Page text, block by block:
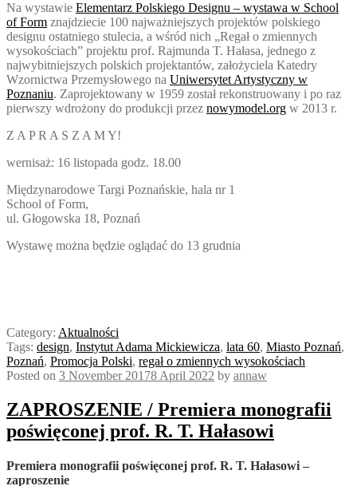
Na wystawie Elementarz Polskiego Designu – wystawa w School
of Form znajdziecie 100 najważniejszych projektów polskiego
designu ostatniego stulecia, a wśród nich „Regał o zmiennych
wysokościach” projektu prof. Rajmunda T. Hałasa, jednego z
najwybitniejszych polskich projektantów, założyciela Katedry
Wzornictwa Przemysłowego na Uniwersytet Artystyczny w
Poznaniu. Zaprojektowany w 1959 został rekonstruowany i po raz
pierwszy wdrożony do produkcji przez nowymodel.org w 2013 r.
Z A P R A S Z A M Y!
wernisaż: 16 listopada godz. 18.00
Międzynarodowe Targi Poznańskie, hala nr 1
School of Form,
ul. Głogowska 18, Poznań
Wystawę można będzie oglądać do 13 grudnia
Category: Aktualności
Tags: design, Instytut Adama Mickiewicza, lata 60, Miasto Poznań,
Poznań, Promocja Polski, regał o zmiennych wysokościach
Posted on 3 November 20178 April 2022 by annaw
ZAPROSZENIE / Premiera monografii
poświęconej prof. R. T. Hałasowi
Premiera monografii poświęconej prof. R. T. Hałasowi –
zaproszenie